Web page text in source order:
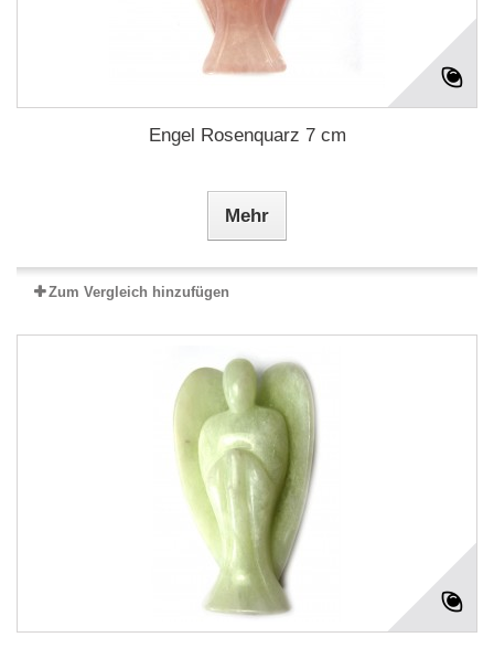
Engel Rosenquarz 7 cm
Mehr
Zum Vergleich hinzufügen